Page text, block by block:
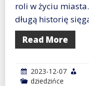
roli w życiu
długą historię
Read More
2023-12-07
dziedzińce